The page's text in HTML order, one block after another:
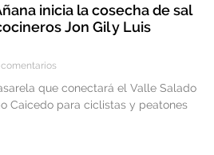
inicia la cosecha de sal
Jon Gil y Luis
que conectará el Valle Salado
Caicedo para ciclistas y peatones